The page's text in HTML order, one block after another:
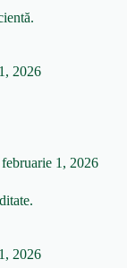
2026
februarie 1, 2026
2026